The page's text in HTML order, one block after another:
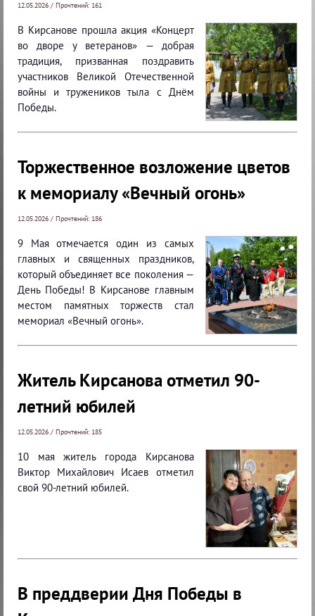
12.05.2026 / Прочтений: 161
В Кирсанове прошла акция «Концерт
во дворе у ветеранов» — добрая
традиция, призванная поздравить
участников Великой Отечественной
войны и тружеников тыла с Днём
Победы.
Торжественное возложение цветов
к мемориалу «Вечный огонь»
12.05.2026 / Прочтений: 186
9 Мая отмечается один из самых
главных и священных праздников,
который объединяет все поколения —
День Победы! В Кирсанове главным
местом памятных торжеств стал
мемориал «Вечный огонь».
Житель Кирсанова отметил 90-
летний юбилей
12.05.2026 / Прочтений: 185
10 мая житель города Кирсанова
Виктор Михайлович Исаев отметил
свой 90-летний юбилей.
В преддверии Дня Победы в